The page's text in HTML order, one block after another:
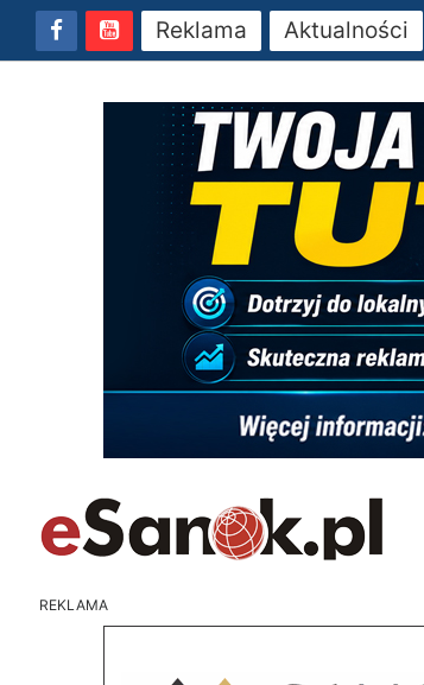
Reklama Aktualności
REKLAMA